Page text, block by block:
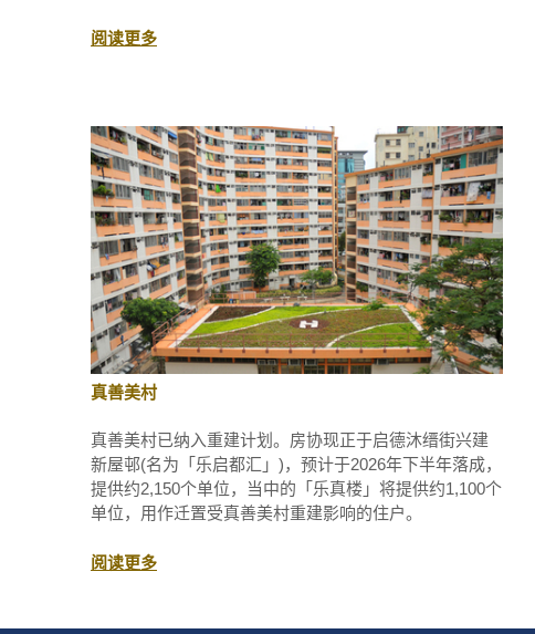
阅读更多
真善美村
真善美村已纳入重建计划。房协现正于启德沐缙街兴建
新屋邨(名为「乐启都汇」)，预计于2026年下半年落成，
提供约2,150个单位，当中的「乐真楼」将提供约1,100个
单位，用作迁置受真善美村重建影响的住户。
阅读更多